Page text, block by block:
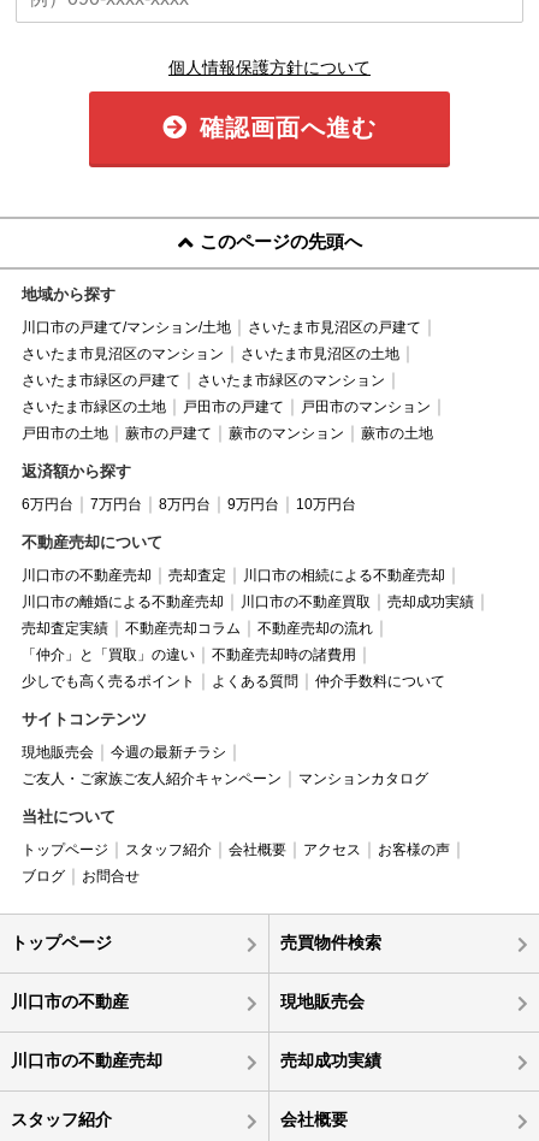
個人情報保護方針について
確認画面へ進む
このページの先頭へ
地域から探す
川口市の戸建て/マンション/土地
さいたま市見沼区の戸建て
さいたま市見沼区のマンション
さいたま市見沼区の土地
さいたま市緑区の戸建て
さいたま市緑区のマンション
さいたま市緑区の土地
戸田市の戸建て
戸田市のマンション
戸田市の土地
蕨市の戸建て 蕨市のマンション 蕨市の土地
返済額から探す
6万円台 7万円台 8万円台 9万円台 10万円台
不動産売却について
川口市の不動産売却 売却査定
川口市の相続による不動産売却
川口市の離婚による不動産売却
川口市の不動産買取
売却成功実績
売却査定実績
不動産売却コラム
不動産売却の流れ
「仲介」と「買取」の違い
不動産売却時の諸費用
少しでも高く売るポイント
よくある質問 仲介手数料について
サイトコンテンツ
現地販売会
今週の最新チラシ
ご友人・ご家族ご友人紹介キャンペーン
マンションカタログ
当社について
トップページ スタッフ紹介 会社概要 アクセス
お客様の声
ブログ
お問合せ
トップページ 売買物件検索
川口市の不動産 現地販売会
川口市の不動産売却 売却成功実績
スタッフ紹介 会社概要